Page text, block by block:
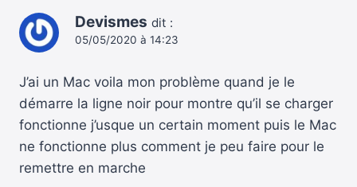
Devismes dit :
05/05/2020 à 14:23
J’ai un Mac voila mon problème quand je le
démarre la ligne noir pour montre qu’il se charger
fonctionne j’usque un certain moment puis le Mac
ne fonctionne plus comment je peu faire pour le
remettre en marche